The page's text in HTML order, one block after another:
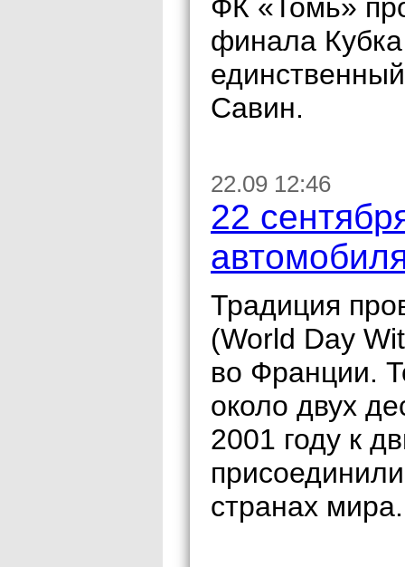
ФК «Томь»
финала
Савин.
22.09 12:46
22
Традиция
(World Day
во Франции.
около двух
2001 году к
странах мира.